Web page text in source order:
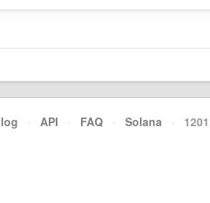
· API · FAQ · Solana ·